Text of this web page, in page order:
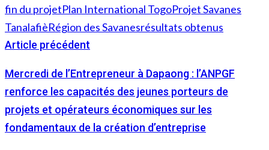
fin du projetPlan International TogoProjet Savanes
TanalafièRégion des Savanesrésultats obtenus
Article précédent
Mercredi de l’Entrepreneur à Dapaong : l’ANPGF
renforce les capacités des jeunes porteurs de
projets et opérateurs économiques sur les
fondamentaux de la création d’entreprise